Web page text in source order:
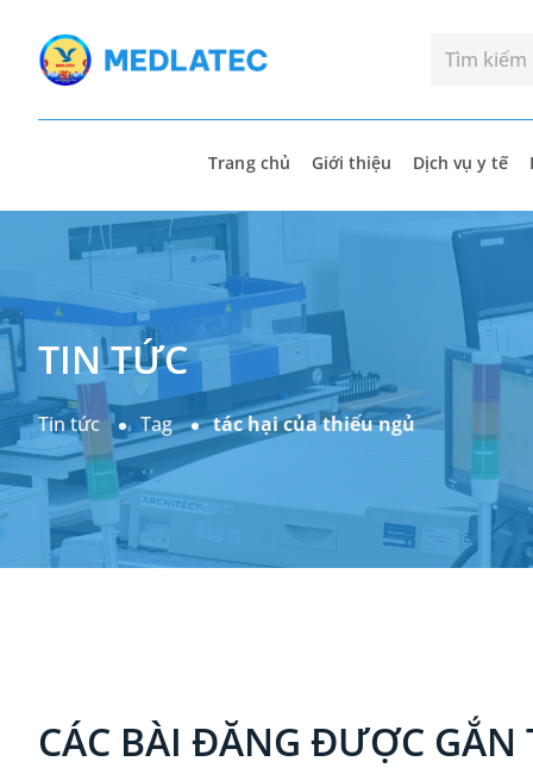
Trang chủ Giới thiệu Dịch vụ y tế
TIN TỨC
Tin tức Tag tác hại của thiếu ngủ
CÁC BÀI ĐĂNG ĐƯỢC GẮN